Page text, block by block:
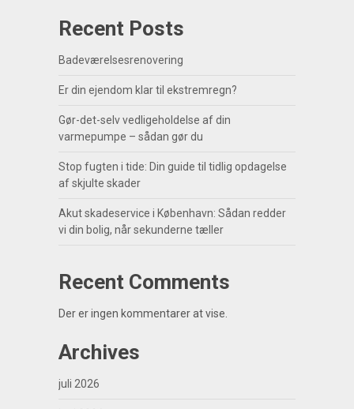
Recent Posts
Badeværelsesrenovering
Er din ejendom klar til ekstremregn?
Gør-det-selv vedligeholdelse af din
varmepumpe – sådan gør du
Stop fugten i tide: Din guide til tidlig opdagelse
af skjulte skader
Akut skadeservice i København: Sådan redder
vi din bolig, når sekunderne tæller
Recent Comments
Der er ingen kommentarer at vise.
Archives
juli 2026